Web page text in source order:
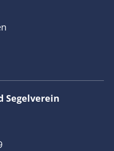
Segelverein